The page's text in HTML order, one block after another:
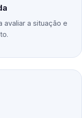
avaliar a situação e